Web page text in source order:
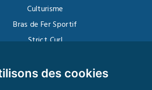
des cookies
Culturisme
Bras de Fer Sportif
Strict Curl
Kettlebell